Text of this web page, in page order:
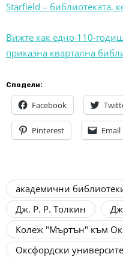
Starfield – библиотеката,
Вижте как едно 110-
приказна квартална
Сподели:
Facebook
Pinterest Email
академични
Дж. Р. Р. Толкин
Колеж "Мъртън" към
Оксфордски